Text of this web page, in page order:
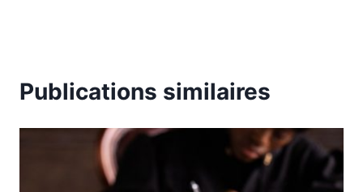
Publications similaires